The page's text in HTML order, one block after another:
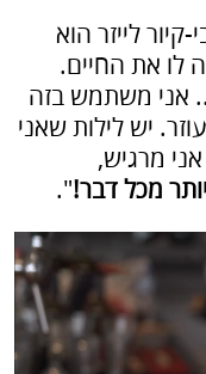
לייזר הוא
לו את החיים.
אני משתמש בזה
יש לילות שאני
מרגיש,
מכל דבר!".